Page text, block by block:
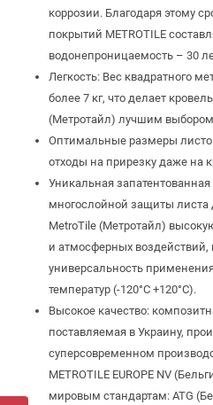
коррозии. Благодаря этому
покрытий METROTILE
водонепроницаемость – 30
Легкость: Вес квадратного
более 7 кг, что делает
(Метротайл) лучшим
Оптимальные размеры
отходы на прирезку даже на
Уникальная
многослойной защиты
MetroTile (Метротайл)
и атмосферных
универсальность
температур (-120°C +120°C).
Высокое качество:
поставляемая в Украину,
суперсовременном
METROTILE EUROPE NV
мировым стандартам: ATG